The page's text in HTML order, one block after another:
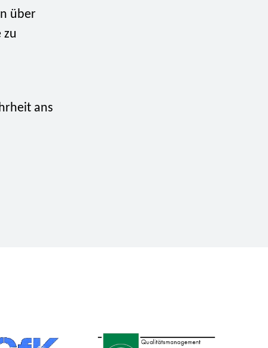
über
zu
ans